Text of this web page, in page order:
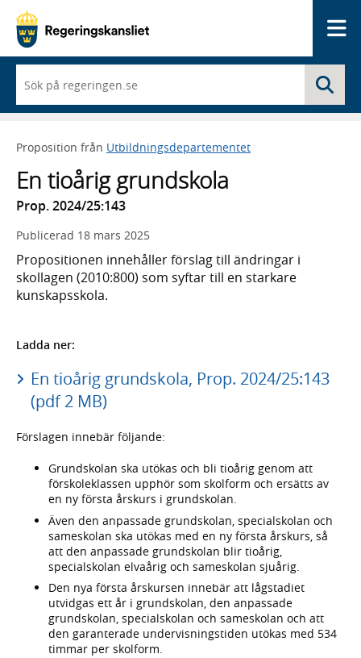
du
börjar
skriva
framträder
lista
med
sökförslag
Proposition från Utbildningsdepartementet
En tioårig grundskola
Prop. 2024/25:143
Publicerad 18 mars 2025
Propositionen innehåller förslag till ändringar i
skollagen (2010:800) som syftar till en starkare
kunskapsskola.
Ladda ner:
En tioårig grundskola, Prop. 2024/25:143
(pdf 2 MB)
Förslagen innebär följande:
Grundskolan ska utökas och bli tioårig genom att
förskoleklassen upphör som skolform och ersätts av
en ny första årskurs i grundskolan.
Även den anpassade grundskolan, specialskolan och
sameskolan ska utökas med en ny första årskurs, så
att den anpassade grundskolan blir tioårig,
specialskolan elvaårig och sameskolan sjuårig.
Den nya första årskursen innebär att lågstadiet
utvidgas ett år i grundskolan, den anpassade
grundskolan, specialskolan och sameskolan och att
den garanterade undervisningstiden utökas med 534
timmar per skolform.